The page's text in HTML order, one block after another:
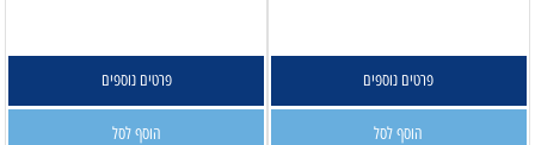
פרטים נוספים
הוסף לסל
פרטים נוספים
הוסף לסל